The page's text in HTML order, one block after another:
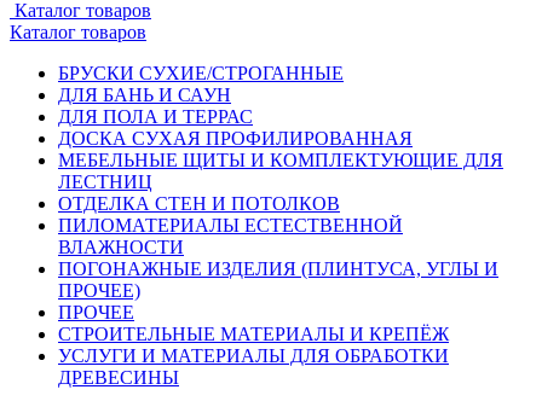
Каталог товаров
Каталог товаров
БРУСКИ СУХИЕ/СТРОГАННЫЕ
ДЛЯ БАНЬ И САУН
ДЛЯ ПОЛА И ТЕРРАС
ДОСКА СУХАЯ ПРОФИЛИРОВАННАЯ
МЕБЕЛЬНЫЕ ЩИТЫ И КОМПЛЕКТУЮЩИЕ ДЛЯ
ЛЕСТНИЦ
ОТДЕЛКА СТЕН И ПОТОЛКОВ
ПИЛОМАТЕРИАЛЫ ЕСТЕСТВЕННОЙ
ВЛАЖНОСТИ
ПОГОНАЖНЫЕ ИЗДЕЛИЯ (ПЛИНТУСА, УГЛЫ И
ПРОЧЕЕ)
ПРОЧЕЕ
СТРОИТЕЛЬНЫЕ МАТЕРИАЛЫ И КРЕПЁЖ
УСЛУГИ И МАТЕРИАЛЫ ДЛЯ ОБРАБОТКИ
ДРЕВЕСИНЫ